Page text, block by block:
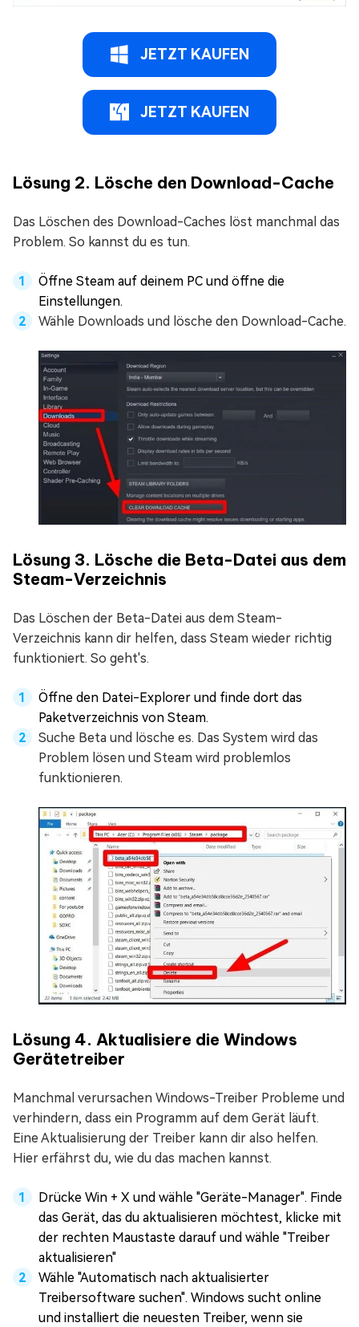
JETZT KAUFEN
JETZT KAUFEN
Lösung 2. Lösche den Download-Cache
Das Löschen des Download-Caches löst manchmal das
Problem. So kannst du es tun.
Öffne Steam auf deinem PC und öffne die
Einstellungen.
Wähle Downloads und lösche den Download-Cache.
Lösung 3. Lösche die Beta-Datei aus dem
Steam-Verzeichnis
Das Löschen der Beta-Datei aus dem Steam-
Verzeichnis kann dir helfen, dass Steam wieder richtig
funktioniert. So geht's.
Öffne den Datei-Explorer und finde dort das
Paketverzeichnis von Steam.
Suche Beta und lösche es. Das System wird das
Problem lösen und Steam wird problemlos
funktionieren.
Lösung 4. Aktualisiere die Windows
Gerätetreiber
Manchmal verursachen Windows-Treiber Probleme und
verhindern, dass ein Programm auf dem Gerät läuft.
Eine Aktualisierung der Treiber kann dir also helfen.
Hier erfährst du, wie du das machen kannst.
Drücke Win + X und wähle "Geräte-Manager". Finde
das Gerät, das du aktualisieren möchtest, klicke mit
der rechten Maustaste darauf und wähle "Treiber
aktualisieren"
Wähle "Automatisch nach aktualisierter
Treibersoftware suchen". Windows sucht online
und installiert die neuesten Treiber, wenn sie